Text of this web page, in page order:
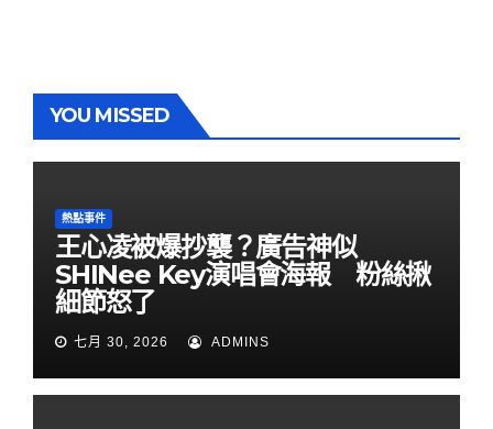
YOU MISSED
熱點事件
王心凌被爆抄襲？廣告神似
SHINee Key演唱會海報 粉絲揪
細節怒了
七月 30, 2026 ADMINS